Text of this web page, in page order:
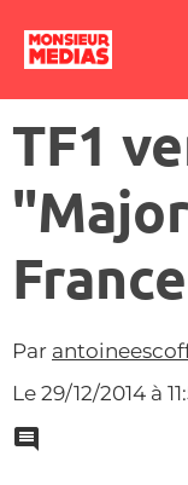
TF1
Par
Le 29/12/2014 à